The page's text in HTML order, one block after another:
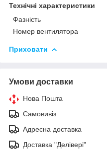
Технічні характеристики
Фазність
Номер вентилятора
Приховати
Умови доставки
Нова Пошта
Самовивіз
Адресна доставка
Доставка "Делівері"